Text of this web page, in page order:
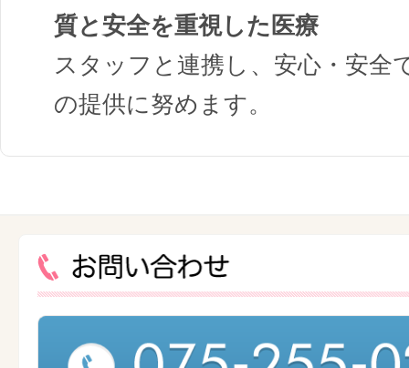
質と安全を重視した医療
スタッフと連携し、安心・安全
の提供に努めます。